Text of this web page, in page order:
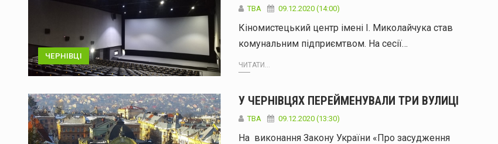
ЧЕРНІВЦІ
TBA 09.12.2020 (14:00)
Кіномистецький центр імені І. Миколайчука став
комунальним підприємтвом. На сесії…
ЧИТАТИ...
У ЧЕРНІВЦЯХ ПЕРЕЙМЕНУВАЛИ ТРИ ВУЛИЦІ
TBA 09.12.2020 (13:30)
На виконання Закону України «Про засудження